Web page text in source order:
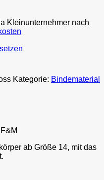
Kleinunternehmer nach
Kategorie: Bindematerial
ab Größe 14, mit das